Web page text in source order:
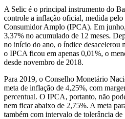
A Selic é o principal instrumento do
controle a inflação oficial, medida
Consumidor Amplo (IPCA). Em
3,37% no acumulado de 12 meses.
no início do ano, o índice desacelerou
o IPCA ficou em apenas 0,01%, o
desde novembro de 2018.
Para 2019, o Conselho Monetário
meta de inflação de 4,25%, com
percentual. O IPCA, portanto, não
nem ficar abaixo de 2,75%. A meta
também com intervalo de tolerância